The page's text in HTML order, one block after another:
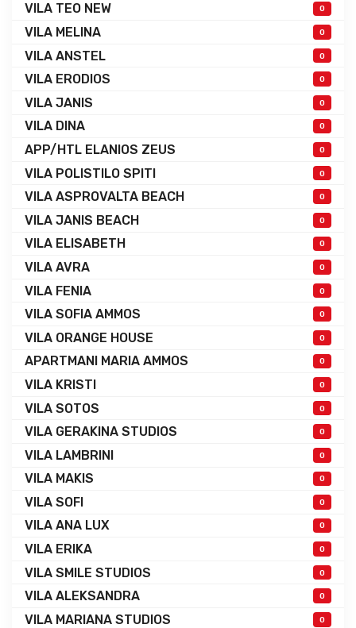
VILA TEO NEW 0
VILA MELINA 0
VILA ANSTEL 0
VILA ERODIOS 0
VILA JANIS 0
VILA DINA 0
APP/HTL ELANIOS ZEUS 0
VILA POLISTILO SPITI 0
VILA ASPROVALTA BEACH 0
VILA JANIS BEACH 0
VILA ELISABETH 0
VILA AVRA 0
VILA FENIA 0
VILA SOFIA AMMOS 0
VILA ORANGE HOUSE 0
APARTMANI MARIA AMMOS 0
VILA KRISTI 0
VILA SOTOS 0
VILA GERAKINA STUDIOS 0
VILA LAMBRINI 0
VILA MAKIS 0
VILA SOFI 0
VILA ANA LUX 0
VILA ERIKA 0
VILA SMILE STUDIOS 0
VILA ALEKSANDRA 0
VILA MARIANA STUDIOS 0